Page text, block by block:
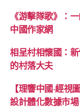
《游擊隊歌》：
中國作家網
相呈村相懷國：
的村落大夫
【理響中國·經
設計體化數據市場